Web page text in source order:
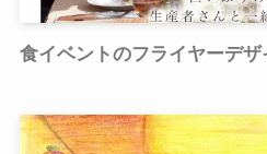
食イベントのフライヤーデザ